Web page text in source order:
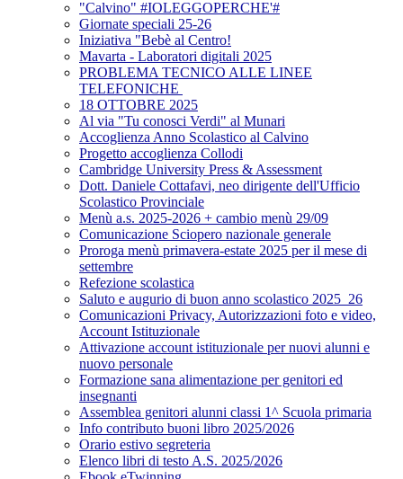
"Calvino" #IOLEGGOPERCHE'#
Giornate speciali 25-26
Iniziativa "Bebè al Centro!
Mavarta - Laboratori digitali 2025
PROBLEMA TECNICO ALLE LINEE
TELEFONICHE
18 OTTOBRE 2025
Al via "Tu conosci Verdi" al Munari
Accoglienza Anno Scolastico al Calvino
Progetto accoglienza Collodi
Cambridge University Press & Assessment
Dott. Daniele Cottafavi, neo dirigente dell'Ufficio
Scolastico Provinciale
Menù a.s. 2025-2026 + cambio menù 29/09
Comunicazione Sciopero nazionale generale
Proroga menù primavera-estate 2025 per il mese di
settembre
Refezione scolastica
Saluto e augurio di buon anno scolastico 2025_26
Comunicazioni Privacy, Autorizzazioni foto e video,
Account Istituzionale
Attivazione account istituzionale per nuovi alunni e
nuovo personale
Formazione sana alimentazione per genitori ed
insegnanti
Assemblea genitori alunni classi 1^ Scuola primaria
Info contributo buoni libro 2025/2026
Orario estivo segreteria
Elenco libri di testo A.S. 2025/2026